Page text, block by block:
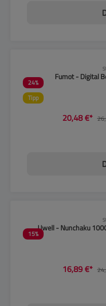
24%
Tipp
Fumot - Digital
20,48 €*
15%
Uwell - Nunchaku
16,89 €*